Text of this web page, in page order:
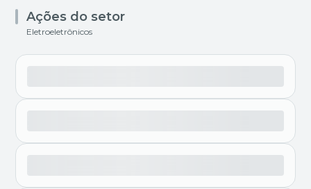
Ações do setor
Eletroeletrônicos